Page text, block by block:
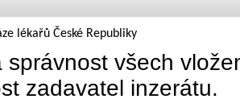
lékařů České Republiky
správnost všech
zadavatel inzerátu.